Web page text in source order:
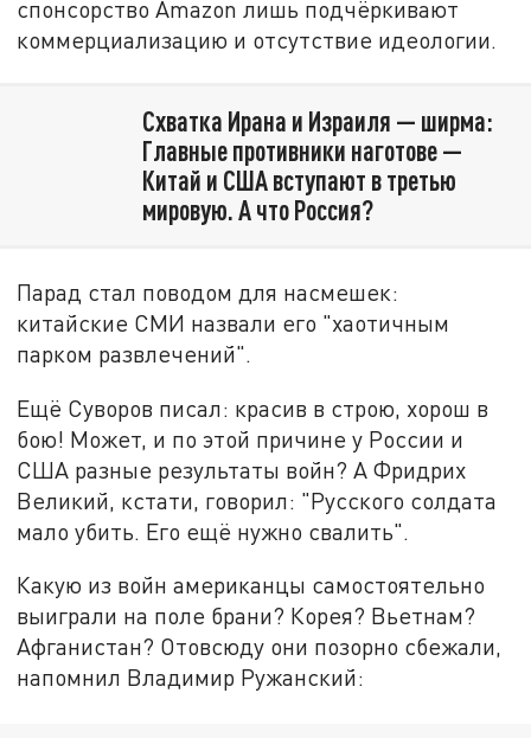
спонсорство Amazon лишь подчёркивают
коммерциализацию и отсутствие идеологии.
Схватка Ирана и Израиля — ширма:
Главные противники наготове —
Китай и США вступают в третью
мировую. А что Россия?
Парад стал поводом для насмешек:
китайские СМИ назвали его "хаотичным
парком развлечений".
Ещё Суворов писал: красив в строю, хорош в
бою! Может, и по этой причине у России и
США разные результаты войн? А Фридрих
Великий, кстати, говорил: "Русского солдата
мало убить. Его ещё нужно свалить".
Какую из войн американцы самостоятельно
выиграли на поле брани? Корея? Вьетнам?
Афганистан? Отовсюду они позорно сбежали,
напомнил Владимир Ружанский: